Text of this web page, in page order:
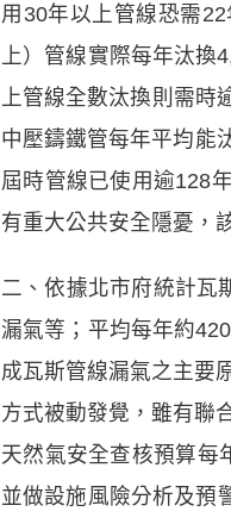
用30年以上管線恐需
上）管線實際每年汰
上管線全數汰換則需
中壓鑄鐵管每年平均能
屆時管線已使用逾128
有重大公共安全隱憂，
二、依據北市府統計瓦
漏氣等；平均每年約
成瓦斯管線漏氣之主要
方式被動發覺，雖有聯
天然氣安全查核預算每
並做設施風險分析及預